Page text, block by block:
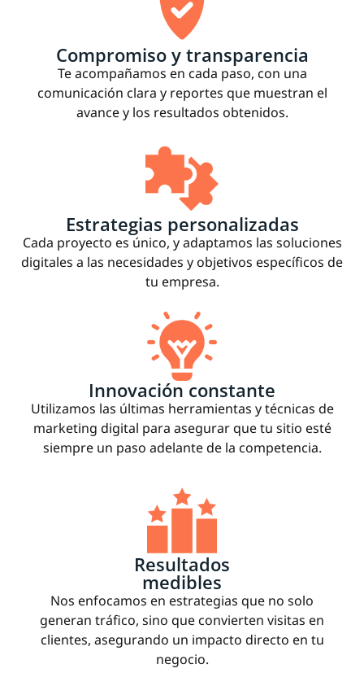
Compromiso y transparencia
Te acompañamos en cada paso, con una
comunicación clara y reportes que muestran el
avance y los resultados obtenidos.
Estrategias personalizadas
Cada proyecto es único, y adaptamos las soluciones
digitales a las necesidades y objetivos específicos de
tu empresa.
Innovación constante
Utilizamos las últimas herramientas y técnicas de
marketing digital para asegurar que tu sitio esté
siempre un paso adelante de la competencia.
Resultados
medibles
Nos enfocamos en estrategias que no solo
generan tráfico, sino que convierten visitas en
clientes, asegurando un impacto directo en tu
negocio.